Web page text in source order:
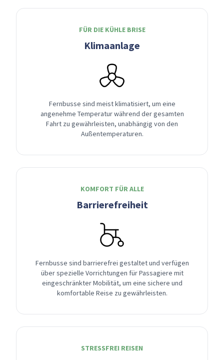
FÜR DIE KÜHLE BRISE
Klimaanlage
Fernbusse sind meist klimatisiert, um eine
angenehme Temperatur während der gesamten
Fahrt zu gewährleisten, unabhängig von den
Außentemperaturen.
KOMFORT FÜR ALLE
Barrierefreiheit
Fernbusse sind barrierefrei gestaltet und verfügen
über spezielle Vorrichtungen für Passagiere mit
eingeschränkter Mobilität, um eine sichere und
komfortable Reise zu gewährleisten.
STRESSFREI REISEN